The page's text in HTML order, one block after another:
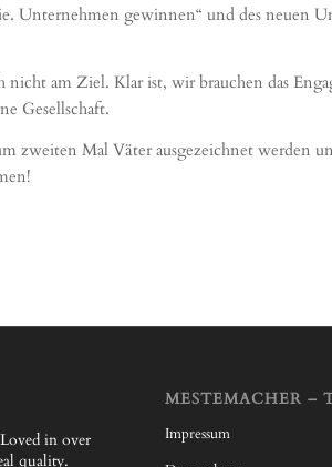
Unternehmen gewinnen“ und des neuen
am Ziel. Klar ist, wir brauchen das
Gesellschaft.
zweiten Mal Väter ausgezeichnet
Loved in over
quality.
MESTEMACHER –
Impressum